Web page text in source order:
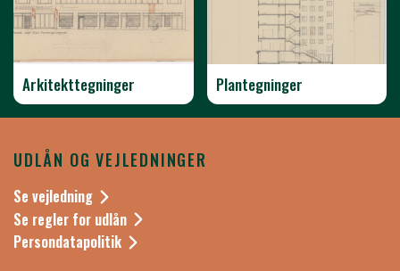
Arkitekttegninger Plantegninger
UDLÅN OG VEJLEDNINGER
Se vejledning
Se regler for udlån
Persondatapolitik